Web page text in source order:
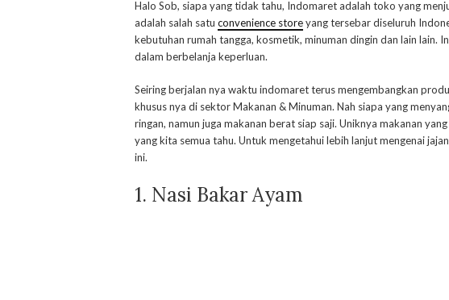
Halo Sob, siapa yang tidak tahu, Indomaret adalah toko yang
adalah salah satu convenience storeyang tersebar diseluruh
kebutuhan rumah tangga, kosmetik, minuman dingin dan lain lain.
dalam berbelanja keperluan.
Seiring berjalan nya waktu indomaret terus mengembangkan
khusus nya di sektor Makanan & Minuman. Nah siapa yang
ringan, namun juga makanan berat siap saji. Uniknya makanan
yang kita semua tahu. Untuk mengetahui lebih lanjut mengenai
ini.
1. Nasi BakarAyam